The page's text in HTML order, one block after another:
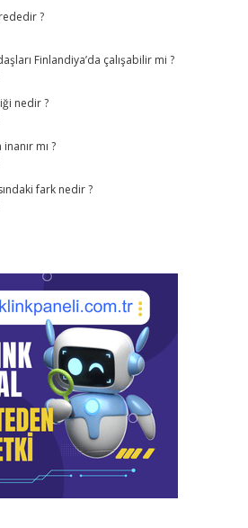
?
Finlandiya’da çalışabilir mi ?
nedir ?
mı ?
fark nedir ?